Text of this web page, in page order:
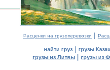
Расценки на грузоперевозки |
найти груз| грузы
грузы из Литвы | грузы из